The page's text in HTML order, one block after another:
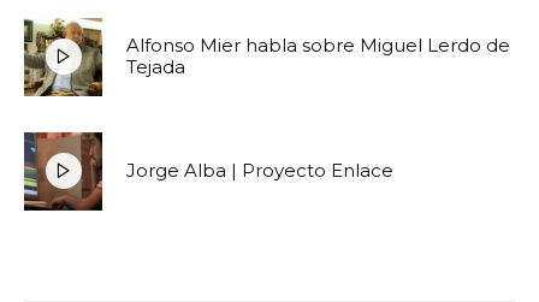
Alfonso Mier habla sobre Miguel Lerdo de
Tejada
Jorge Alba | Proyecto Enlace